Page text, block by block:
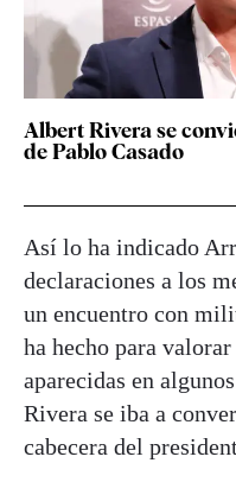
Albert Rivera se
de Pablo Casado
Así lo ha indicado
declaraciones a los
un encuentro con
ha hecho para
aparecidas en
Rivera se iba a
cabecera del